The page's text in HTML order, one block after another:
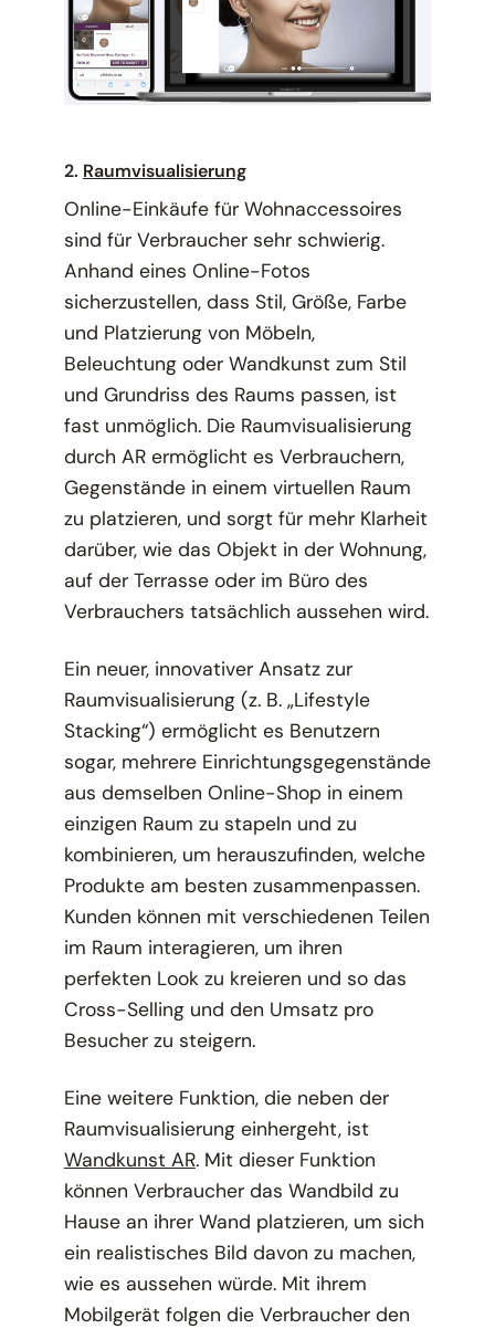
2. Raumvisualisierung
Online-Einkäufe für Wohnaccessoires
sind für Verbraucher sehr schwierig.
Anhand eines Online-Fotos
sicherzustellen, dass Stil, Größe, Farbe
und Platzierung von Möbeln,
Beleuchtung oder Wandkunst zum Stil
und Grundriss des Raums passen, ist
fast unmöglich. Die Raumvisualisierung
durch AR ermöglicht es Verbrauchern,
Gegenstände in einem virtuellen Raum
zu platzieren, und sorgt für mehr Klarheit
darüber, wie das Objekt in der Wohnung,
auf der Terrasse oder im Büro des
Verbrauchers tatsächlich aussehen wird.
Ein neuer, innovativer Ansatz zur
Raumvisualisierung (z. B. „Lifestyle
Stacking“) ermöglicht es Benutzern
sogar, mehrere Einrichtungsgegenstände
aus demselben Online-Shop in einem
einzigen Raum zu stapeln und zu
kombinieren, um herauszufinden, welche
Produkte am besten zusammenpassen.
Kunden können mit verschiedenen Teilen
im Raum interagieren, um ihren
perfekten Look zu kreieren und so das
Cross-Selling und den Umsatz pro
Besucher zu steigern.
Eine weitere Funktion, die neben der
Raumvisualisierung einhergeht, ist
Wandkunst AR. Mit dieser Funktion
können Verbraucher das Wandbild zu
Hause an ihrer Wand platzieren, um sich
ein realistisches Bild davon zu machen,
wie es aussehen würde. Mit ihrem
Mobilgerät folgen die Verbraucher den